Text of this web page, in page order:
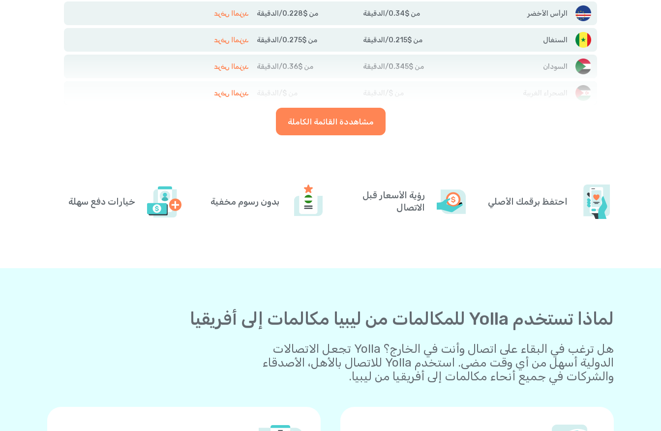
الرأس الأخضر من $
0.34
/ الدقيقة من $
0.228
/ الدقيقة عرض المزيد
السنغال من $
0.215
/ الدقيقة من $
0.275
/ الدقيقة عرض المزيد
السودان من $
0.345
/ الدقيقة من $
0.36
/ الدقيقة عرض المزيد
$
/
$
/ عرض المزيد
مشاهددة القائمة الكاملة
احتفظ برقمك الأصلي
رؤية الأسعار قبل
الاتصال
بدون رسوم مخفية خيارات دفع سهلة
لماذا تستخدم Yolla للمكالمات من ليبيا مكالمات إلى أفريقيا
هل ترغب في البقاء على اتصال وأنت في الخارج؟ Yolla تجعل الاتصالات
الدولية أسهل من أي وقت مضى. استخدم Yolla للاتصال بالأهل، الأصدقاء
والشركات في جميع أنحاء مكالمات إلى أفريقيا من ليبيا.